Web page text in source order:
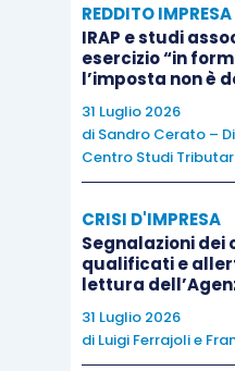
transitata da Oci.
Neglialtri casi,
interessato il conto
questi casi
disallineamento frutto
differenze da Fta
Assonime, nella
questa
situazione di
l’altro che
REDDITO IMPRESA
IRAP e studi
esercizio “in
l’imposta non è
31 Luglio 2026
di Sandro Cerato –
Centro Studi
CRISI D'IMPRESA
Segnalazioni
qualificati e
lettura
31 Luglio 2026
di Luigi Ferrajolie